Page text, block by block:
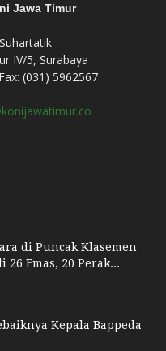
Jawa Timur
IV/5, Surabaya
(031) 5962567
di Puncak Klasemen
26 Emas, 20 Perak...
Kepala Bappeda